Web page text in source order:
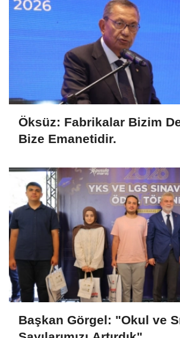
Öksüz: Fabrikalar Bizim
Bize Emanetidir.
Başkan Görgel: "Okul ve